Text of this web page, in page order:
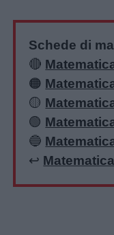
Schede di
🔴
🟠
🟡
🟢
🔵
↩️